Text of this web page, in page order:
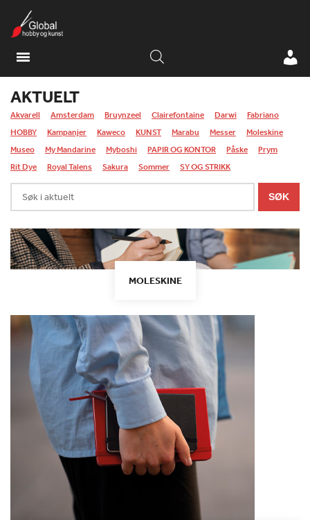
AKTUELT
Akvarell Amsterdam Bruynzeel Clairefontaine Darwi
Fabriano
HOBBY
Kampanjer Kaweco KUNST Marabu Messer
Moleskine
Museo
My Mandarine Myboshi PAPIR OG KONTOR Påske
Prym
Rit Dye
Royal Talens Sakura Sommer SY OG STRIKK
Søk
i
SØK
MOLESKINE